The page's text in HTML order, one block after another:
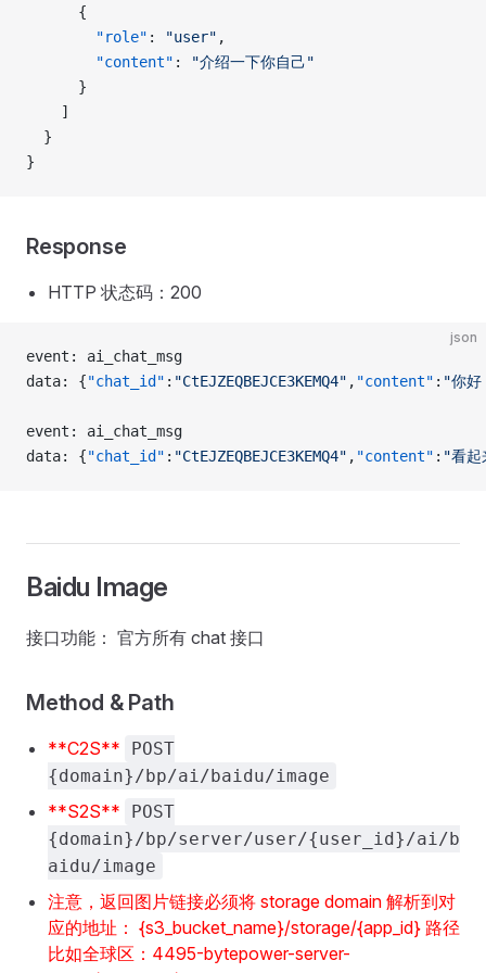
      {
        "role"
: "user" ,
        "content"
:
"介绍一下你自己"
      }
    ]
  }
}
Response
HTTP 状态码：200
json
event: ai_chat_msg
data: {"chat_id" : "CtEJZEQBEJCE3KEMQ4" , "content" : "你
event: ai_chat_msg
data: {"chat_id" : "CtEJZEQBEJCE3KEMQ4" , "content" : "看起
Baidu Image
接口功能： 官方所有 chat 接口
Method & Path
**C2S**
POST
{domain}/bp/ai/baidu/image
**S2S**
POST
{domain}/bp/server/user/{user_id}/ai/b
aidu/image
注意，返回图片链接必须将 storage domain 解析到对
应的地址： {s3_bucket_name}/storage/{app_id} 路径
比如全球区：4495-bytepower-server-